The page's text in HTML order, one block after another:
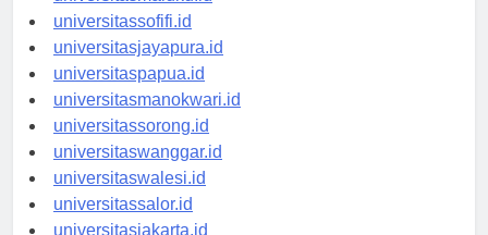
universitasmaluku.id
universitassofifi.id
universitasjayapura.id
universitaspapua.id
universitasmanokwari.id
universitassorong.id
universitaswanggar.id
universitaswalesi.id
universitassalor.id